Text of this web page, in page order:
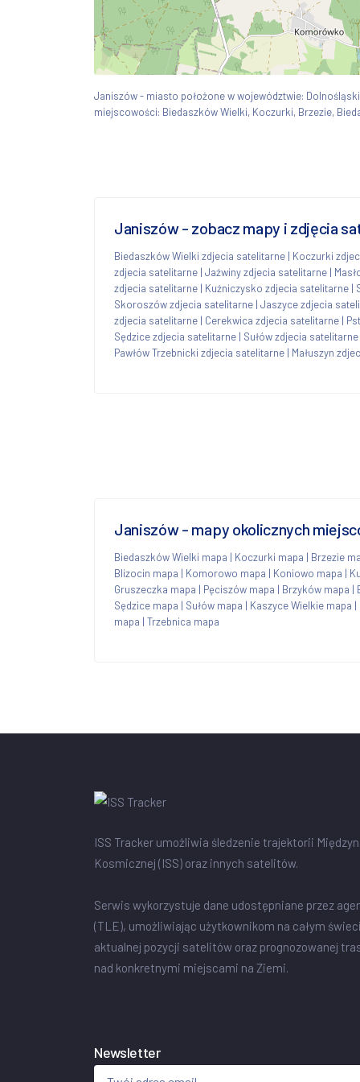
Janiszów - miasto położone w województwie:
miejscowości: Biedaszków Wielki, Koczurki, Brzezie,
Janiszów - zobacz mapy i zdjęcia
Biedaszków Wielki zdjecia satelitarne | Koczurki
zdjecia satelitarne | Jaźwiny zdjecia satelitarne |
zdjecia satelitarne | Kuźniczysko zdjecia satelitarne |
Skoroszów zdjecia satelitarne | Jaszyce zdjecia
zdjecia satelitarne | Cerekwica zdjecia satelitarne |
Sędzice zdjecia satelitarne | Sułów zdjecia satelitarne
Pawłów Trzebnicki zdjecia satelitarne | Małuszyn
Janiszów - mapy okolicznych
Biedaszków Wielki mapa | Koczurki mapa | Brzezie
Blizocin mapa | Komorowo mapa | Koniowo mapa |
Gruszeczka mapa | Pęciszów mapa | Brzyków mapa |
Sędzice mapa | Sułów mapa | Kaszyce Wielkie mapa |
mapa | Trzebnica mapa
ISS Tracker umożliwia śledzenie trajektorii
Kosmicznej (ISS) oraz innych satelitów.
Serwis wykorzystuje dane udostępniane przez
(TLE), umożliwiając użytkownikom na całym
aktualnej pozycji satelitów oraz prognozowanej
nad konkretnymi miejscami na Ziemi.
Newsletter